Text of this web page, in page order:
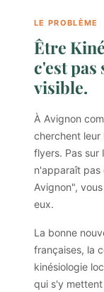
LE PROBLÈME
Être
c'est
visible.
À Avignon
cherchent leur
flyers. Pas sur
n'apparaît pas
Avignon",
eux.
La bonne
françaises, la
kinésiologie
qui s'y